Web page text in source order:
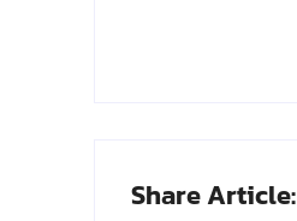
Share Article: